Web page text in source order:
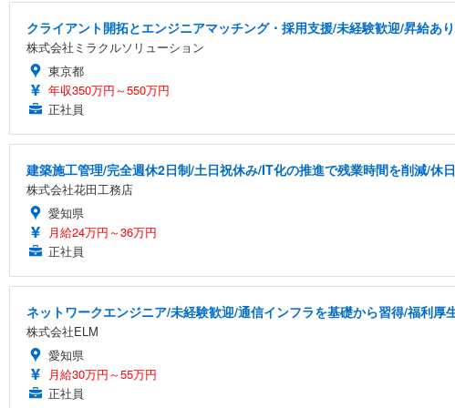
クライアント開拓とエンジニアマッチング・採用支援/未経験歓迎/昇給あ
株式会社ミラクルソリューション
東京都
年収350万円～550万円
正社員
建築施工管理/完全週休2日制/土日祝休み/IT化の推進で残業時間を削減/
株式会社花田工務店
愛知県
月給24万円～36万円
正社員
ネットワークエンジニア/未経験歓迎/通信インフラを基礎から習得/福利厚
株式会社ELM
愛知県
月給30万円～55万円
正社員